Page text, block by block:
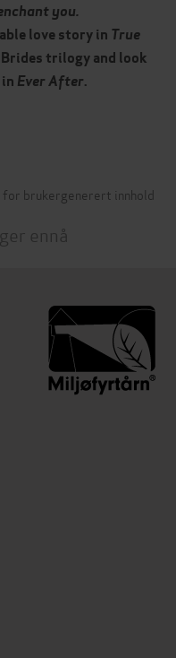
you.
love story in True
trilogy and look
Ever After.
brukergenerert innhold
ennå